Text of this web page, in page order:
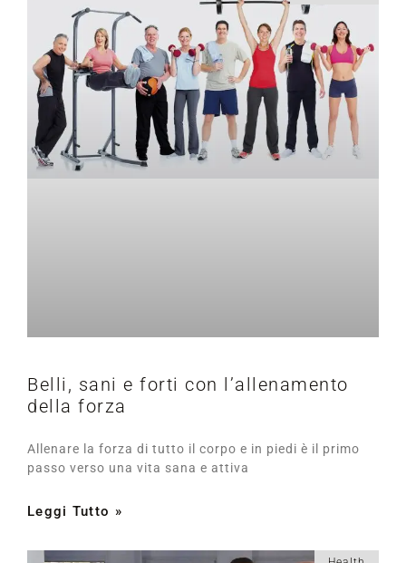
Belli, sani e forti con l’allenamento
della forza
Allenare la forza di tutto il corpo e in piedi è il primo
passo verso una vita sana e attiva
Leggi Tutto »